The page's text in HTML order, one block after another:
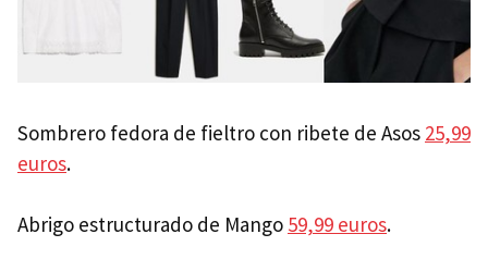
Sombrero fedora de fieltro con ribete de Asos 25,99
euros.
Abrigo estructurado de Mango 59,99 euros.